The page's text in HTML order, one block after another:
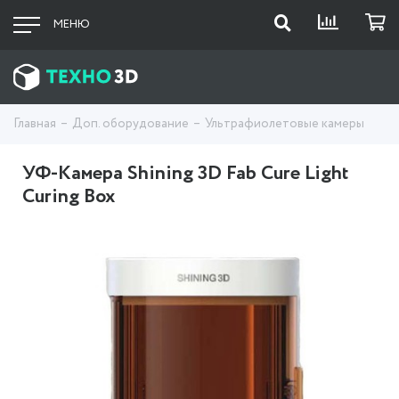
МЕНЮ
Главная Доп. оборудование Ультрафиолетовые камеры
УФ-Камера Shining 3D Fab Cure Light
Curing Box